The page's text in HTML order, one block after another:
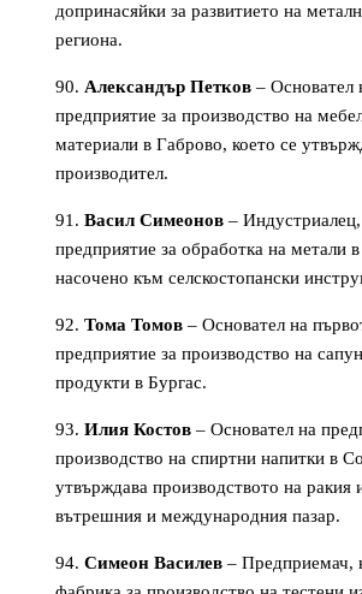
допринасяйки за развитието на
региона.
Александър Петков – Основател
предприятие за производство на
материали в Габрово, което се
производител.
Васил Симеонов – Индустриалец,
предприятие за обработка на метали
насочено към селскостопански
Тома Томов – Основател на
предприятие за производство на
продукти в Бургас.
Илия Костов – Основател на
производство на спиртни напитки в
утвърждава производството на ракия
вътрешния и международния пазар.
Симеон Василев – Предприемач,